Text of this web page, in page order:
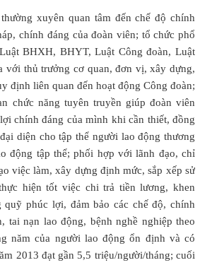
xuyên quan tâm đến chế độ chính
chính đáng của đoàn viên; tổ chức phổ
BHXH, BHYT, Luật Công đoàn, Luật
với thủ trưởng cơ quan, đơn vị, xây dựng,
định liên quan đến hoạt động Công đoàn;
chức năng tuyên truyền giúp đoàn viên
chính đáng của mình khi cần thiết, đồng
diện cho tập thể người lao động thương
động tập thể; phối hợp với lãnh đạo, chỉ
việc làm, xây dựng định mức, sắp xếp sử
hiện tốt việc chi trả tiền lương, khen
phúc lợi, đảm bảo các chế độ, chính
tai nạn lao động, bệnh nghề nghiệp theo
năm của người lao động ổn định và có
2013 đạt gần 5,5 triệu/người/tháng; cuối